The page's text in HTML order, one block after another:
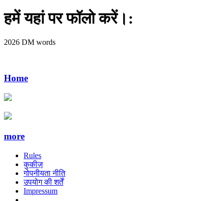
हमें यहां पर फॉलो करें।:
2026 DM words
Home
more
Rules
कुकीज़
गोपनीयता नीति
उपयोग की शर्तें
Impressum